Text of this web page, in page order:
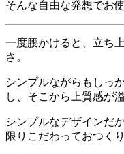
そんな自由な発想でお
一度腰かけると、立ち
さ。
シンプルながらもしっ
し、そこから上質感が
シンプルなデザインだ
限りこだわっておつく